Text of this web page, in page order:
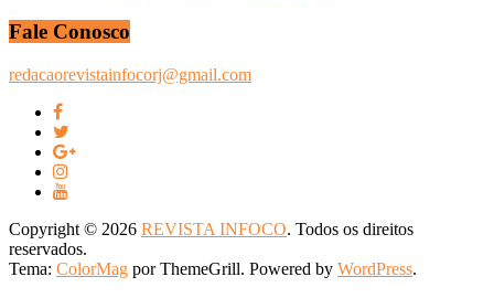
Fale Conosco
redacaorevistainfocorj@gmail.com
Copyright © 2026 REVISTA INFOCO. Todos os direitos
reservados.
Tema: ColorMag por ThemeGrill. Powered by WordPress.